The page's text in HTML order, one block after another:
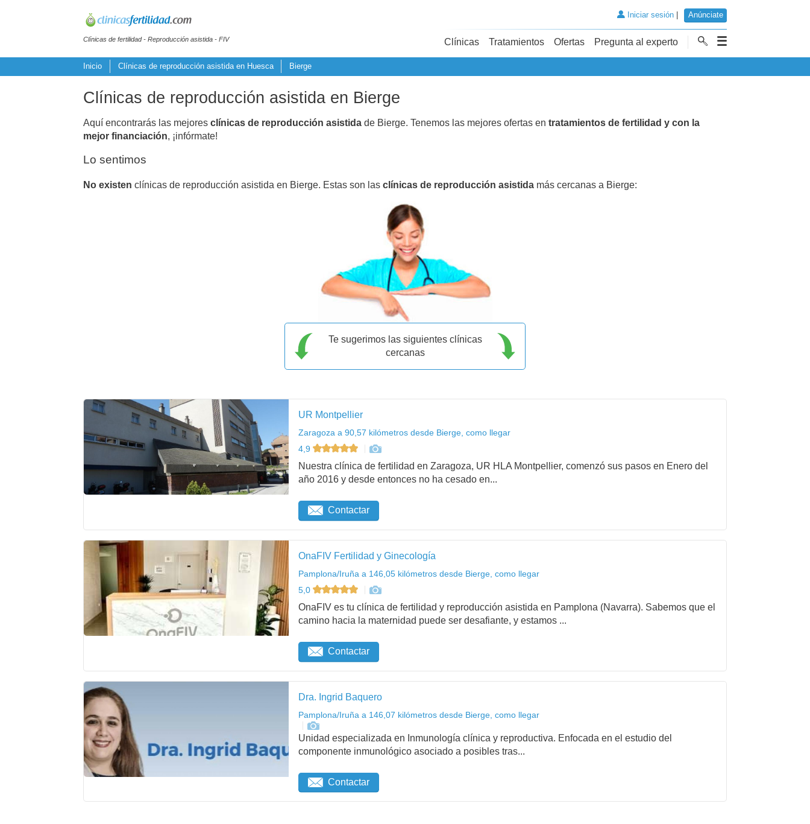
Clínicas de fertilidad - Reproducción asistida - FIV
Iniciar sesión| Anúnciate
Clínicas Tratamientos Ofertas Pregunta al experto
Inicio Clínicas de reproducción asistida en Huesca Bierge
Clínicas de reproducción asistida en Bierge
Aquí encontrarás las mejores clínicas de reproducción asistida de Bierge. Tenemos las mejores ofertas en tratamientos de fertilidad y con la
mejor financiación, ¡infórmate!
Lo sentimos
No existen clínicas de reproducción asistida en Bierge. Estas son las clínicas de reproducción asistida más cercanas a Bierge:
Te sugerimos las siguientes clínicas
cercanas
UR Montpellier
Zaragoza a 90,57 kilómetros desde Bierge, como llegar
4,9
Nuestra clínica de fertilidad en Zaragoza, UR HLA Montpellier, comenzó sus pasos en Enero del
año 2016 y desde entonces no ha cesado en...
Contactar
OnaFIV Fertilidad y Ginecología
Pamplona/Iruña a 146,05 kilómetros desde Bierge, como llegar
5,0
OnaFIV es tu clínica de fertilidad y reproducción asistida en Pamplona (Navarra). Sabemos que el
camino hacia la maternidad puede ser desafiante, y estamos ...
Contactar
Dra. Ingrid Baquero
Pamplona/Iruña a 146,07 kilómetros desde Bierge, como llegar
Unidad especializada en Inmunología clínica y reproductiva. Enfocada en el estudio del
componente inmunológico asociado a posibles tras...
Contactar